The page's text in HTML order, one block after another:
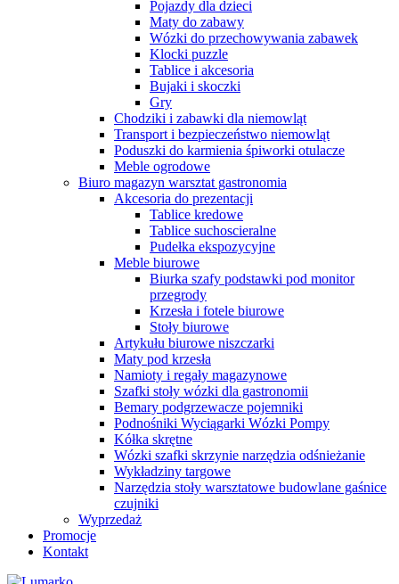
Pojazdy dla dzieci
Maty do zabawy
Wózki do przechowywania zabawek
Klocki puzzle
Tablice i akcesoria
Bujaki i skoczki
Gry
Chodziki i zabawki dla niemowląt
Transport i bezpieczeństwo niemowląt
Poduszki do karmienia śpiworki otulacze
Meble ogrodowe
Biuro magazyn warsztat gastronomia
Akcesoria do prezentacji
Tablice kredowe
Tablice suchoscieralne
Pudełka ekspozycyjne
Meble biurowe
Biurka szafy podstawki pod monitor
przegrody
Krzesła i fotele biurowe
Stoły biurowe
Artykułu biurowe niszczarki
Maty pod krzesła
Namioty i regały magazynowe
Szafki stoły wózki dla gastronomii
Bemary podgrzewacze pojemniki
Podnośniki Wyciągarki Wózki Pompy
Kółka skrętne
Wózki szafki skrzynie narzędzia odśnieżanie
Wykładziny targowe
Narzędzia stoły warsztatowe budowlane gaśnice
czujniki
Wyprzedaż
Promocje
Kontakt